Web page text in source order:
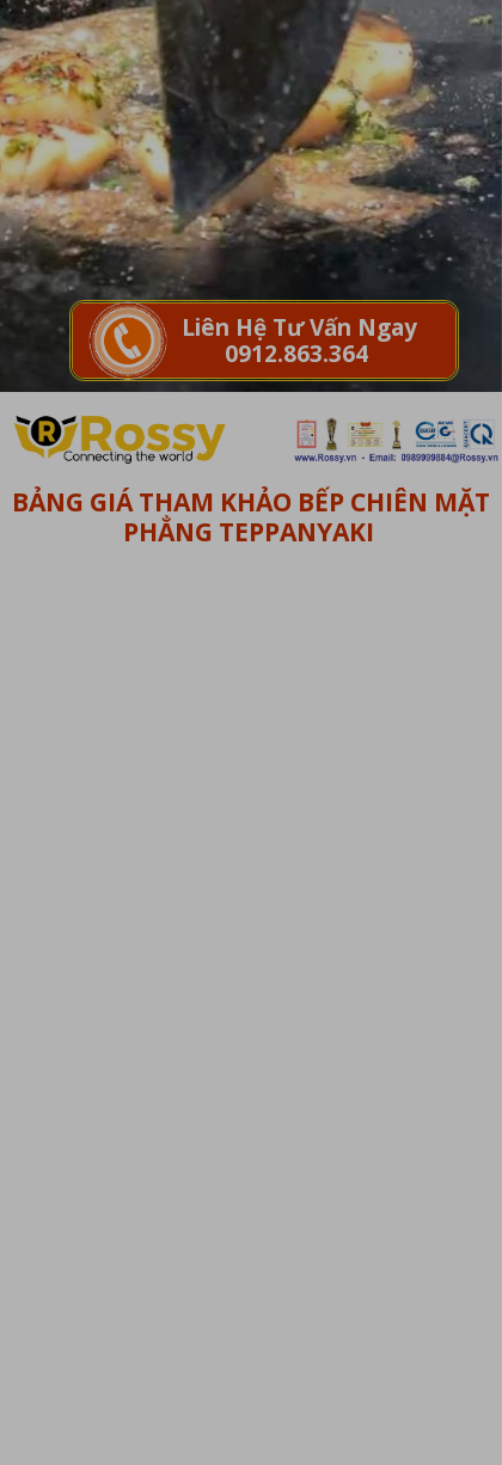
Liên Hệ Tư Vấn Ngay
0912.863.364
BẢNG GIÁ THAM KHẢO BẾP CHIÊN MẶT
PHẲNG TEPPANYAKI